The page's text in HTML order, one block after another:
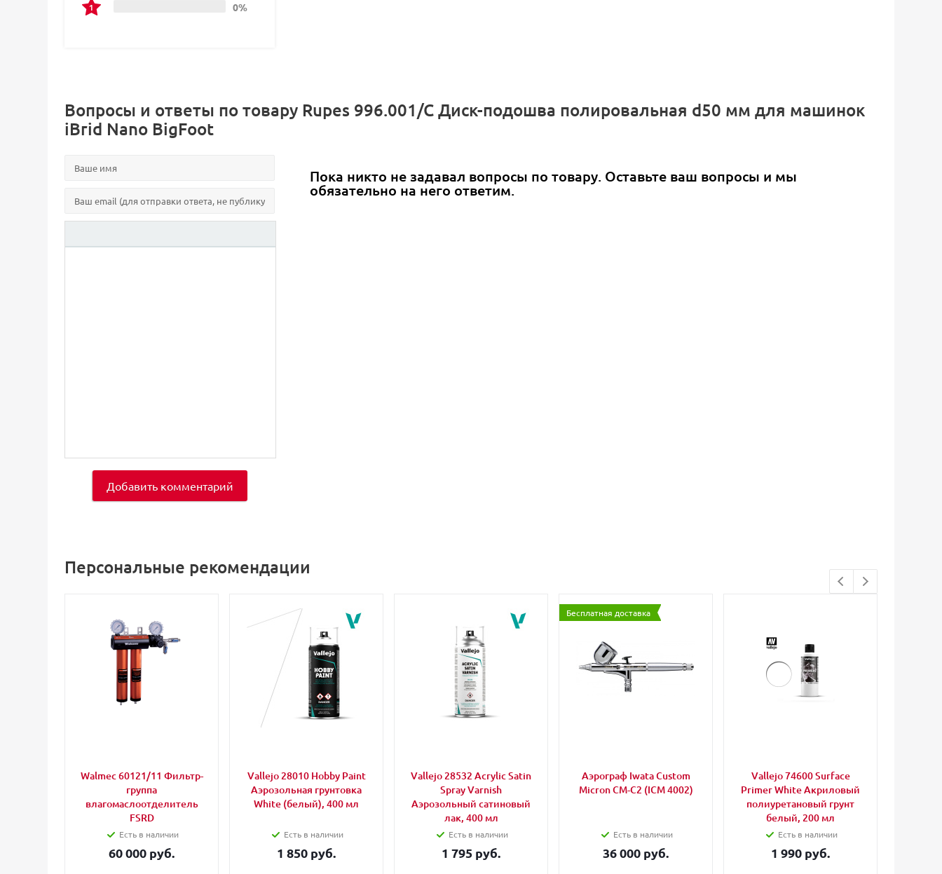
0%
Вопросы и ответы по товару Rupes 996.001/C Диск-подошва полировальная d50 мм для машинок
iBrid Nano BigFoot
Добавить комментарий
Пока никто не задавал вопросы по товару. Оставьте ваш вопросы и мы
обязательно на него ответим.
Персональные рекомендации
Walmec 60121/11 Фильтр-
группа
влагомаслоотделитель
FSRD
Есть в наличии
60 000 руб.
Vallejo 28010 Hobby Paint
Аэрозольная грунтовка
White (белый), 400 мл
Есть в наличии
1 850 руб.
Vallejo 28532 Acrylic Satin
Spray Varnish
Аэрозольный сатиновый
лак, 400 мл
Есть в наличии
1 795 руб.
Бесплатная доставка
Аэрограф Iwata Custom
Micron CM-C2 (ICM 4002)
Есть в наличии
36 000 руб.
Vallejo 74600 Surface
Primer White Акриловый
полиуретановый грунт
белый, 200 мл
Есть в наличии
1 990 руб.